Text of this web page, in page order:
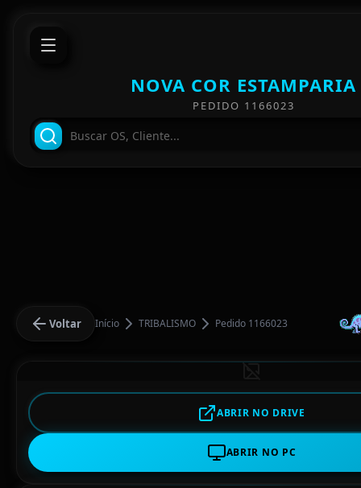
NOVA COR ESTAMPARIA
PEDIDO 1166023
Voltar Início TRIBALISMO Pedido 1166023
ABRIR NO DRIVE
ABRIR NO PC